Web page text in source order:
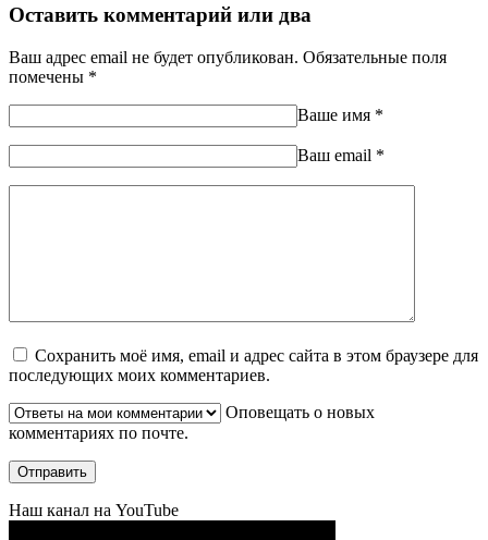
Оставить комментарий или два
Ваш адрес email не будет опубликован. Обязательные поля
помечены *
Ваше имя *
Ваш еmail *
Сохранить моё имя, email и адрес сайта в этом браузере для
последующих моих комментариев.
Оповещать о новых
комментариях по почте.
Наш канал на YouTube